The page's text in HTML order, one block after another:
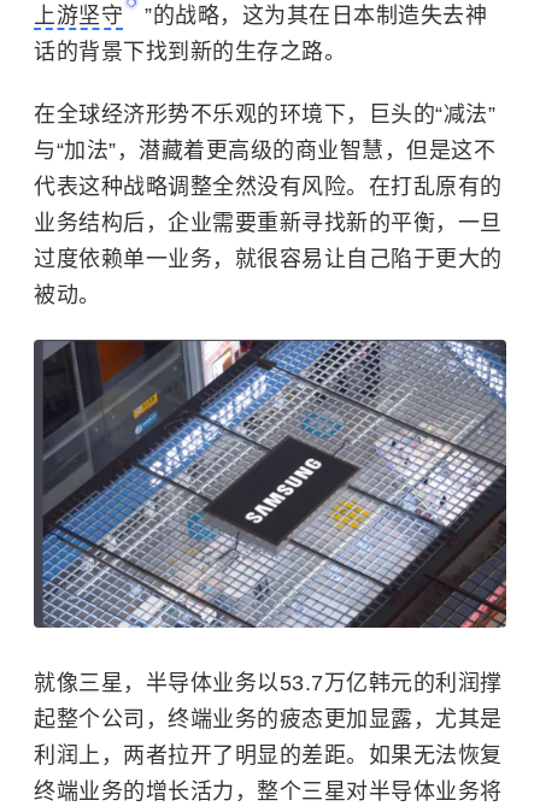
上游坚守
”的战略，这为其在日本制造失去神
话的背景下找到新的生存之路。
在全球经济形势不乐观的环境下，巨头的“减法”
与“加法”，潜藏着更高级的商业智慧，但是这不
代表这种战略调整全然没有风险。在打乱原有的
业务结构后，企业需要重新寻找新的平衡，一旦
过度依赖单一业务，就很容易让自己陷于更大的
被动。
就像三星，半导体业务以53.7万亿韩元的利润撑
起整个公司，终端业务的疲态更加显露，尤其是
利润上，两者拉开了明显的差距。如果无法恢复
终端业务的增长活力，整个三星对半导体业务将